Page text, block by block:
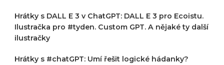
Hrátky s DALL E 3 v ChatGPT: DALL E 3 pro Ecoistu.
Ilustračka pro #tyden. Custom GPT. A nějaké ty další
ilustračky
Hrátky s #chatGPT: Umí řešit logické hádanky?